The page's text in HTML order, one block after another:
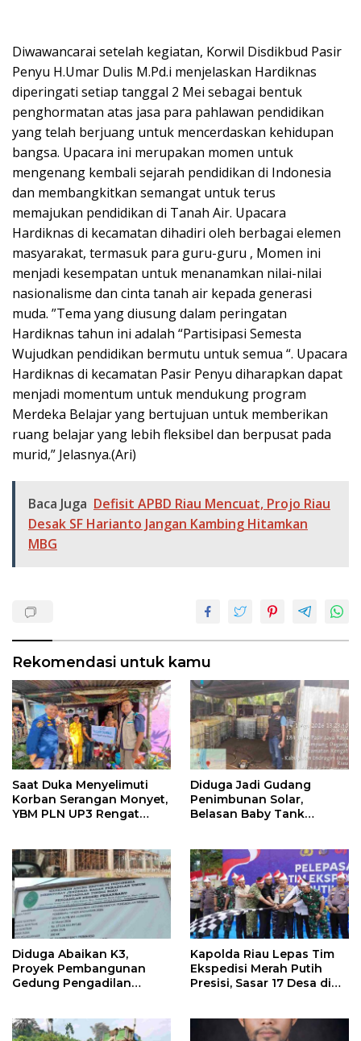
Diwawancarai setelah kegiatan, Korwil Disdikbud Pasir
Penyu H.Umar Dulis M.Pd.i menjelaskan Hardiknas
diperingati setiap tanggal 2 Mei sebagai bentuk
penghormatan atas jasa para pahlawan pendidikan
yang telah berjuang untuk mencerdaskan kehidupan
bangsa. Upacara ini merupakan momen untuk
mengenang kembali sejarah pendidikan di Indonesia
dan membangkitkan semangat untuk terus
memajukan pendidikan di Tanah Air. Upacara
Hardiknas di kecamatan dihadiri oleh berbagai elemen
masyarakat, termasuk para guru-guru , Momen ini
menjadi kesempatan untuk menanamkan nilai-nilai
nasionalisme dan cinta tanah air kepada generasi
muda. ”Tema yang diusung dalam peringatan
Hardiknas tahun ini adalah “Partisipasi Semesta
Wujudkan pendidikan bermutu untuk semua “. Upacara
Hardiknas di kecamatan Pasir Penyu diharapkan dapat
menjadi momentum untuk mendukung program
Merdeka Belajar yang bertujuan untuk memberikan
ruang belajar yang lebih fleksibel dan berpusat pada
murid,” Jelasnya.(Ari)
Baca Juga Defisit APBD Riau Mencuat, Projo Riau
Desak SF Harianto Jangan Kambing Hitamkan
MBG
Rekomendasi untuk kamu
Saat Duka Menyelimuti
Korban Serangan Monyet,
YBM PLN UP3 Rengat
Kemanusiaan
Diduga Jadi Gudang
Penimbunan Solar,
Belasan Baby Tank
Diduga Abaikan K3,
Proyek Pembangunan
Gedung Pengadilan
Kapolda Riau Lepas Tim
Ekspedisi Merah Putih
Presisi, Sasar 17 Desa di